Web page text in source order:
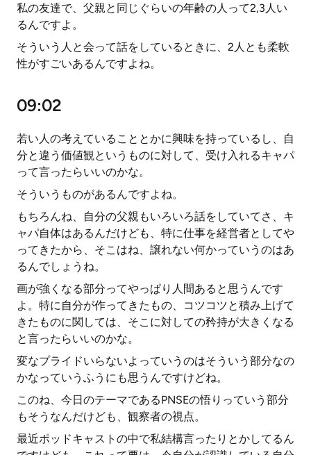
私の友達で、父親と同じぐらいの年齢の人って2,3人い
るんですよ。
そういう人と会って話をしているときに、2人とも柔軟
性がすごいあるんですよね。
09:02
若い人の考えていることとかに興味を持っているし、自
分と違う価値観というものに対して、受け入れるキャパ
って言ったらいいのかな。
そういうものがあるんですよね。
もちろんね、自分の父親もいろいろ話をしていてさ、キ
ャパ自体はあるんだけども、特に仕事を経営者としてや
ってきたから、そこはね、譲れない何かっていうのはあ
るんでしょうね。
画が強くなる部分ってやっぱり人間あると思うんです
よ。特に自分が作ってきたもの、コツコツと積み上げて
きたものに関しては、そこに対しての矜持が大きくなる
と言ったらいいのかな。
変なプライドいらないよっていうのはそういう部分なの
かなっていうふうにも思うんですけどね。
このね、今日のテーマであるPNSEの悟りっていう部分
もそうなんだけども、観察者の視点。
最近ポッドキャストの中で私結構言ったりとかしてるん